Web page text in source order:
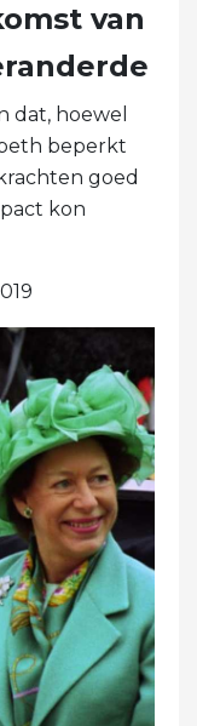
van
dat, hoewel
beperkt
goed
kon